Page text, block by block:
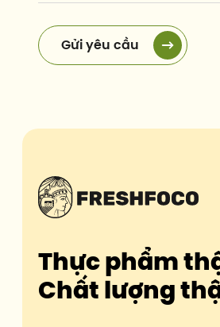
Gửi yêu cầu
Thực phẩm
Chất lượng